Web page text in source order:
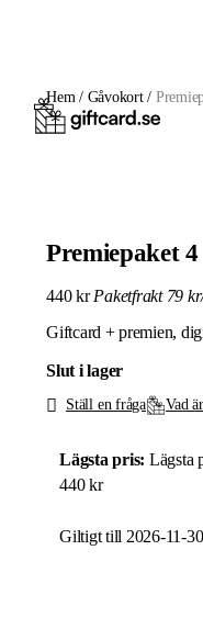
Hem / Gåvokort /
Premiepaket 4
440kr Paketfrakt 79
Giftcard + premien,
Slut i lager
Ställ en fråga Vad
Lägsta pris: Lägsta
440kr
Giltigt till 2026-11-30